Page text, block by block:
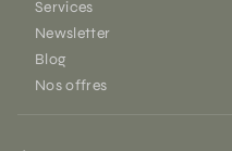
Services
Newsletter
Blog
Nos offres